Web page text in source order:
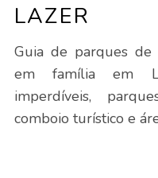
LAZER
Guia de parques de
em família em
imperdíveis,
comboio turístico e